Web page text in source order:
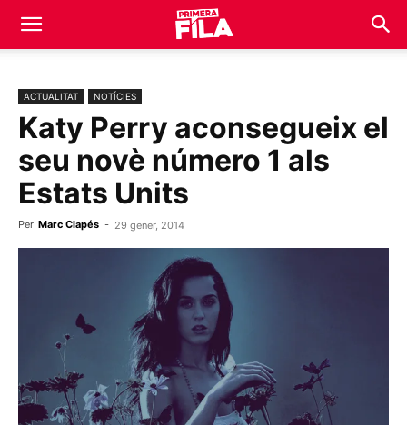
ACTUALITAT NOTÍCIES
Katy Perry aconsegueix el
seu novè número 1 als
Estats Units
Per Marc Clapés - 29 gener, 2014